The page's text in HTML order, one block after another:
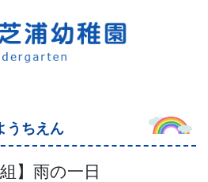
うちえん
】雨の一日